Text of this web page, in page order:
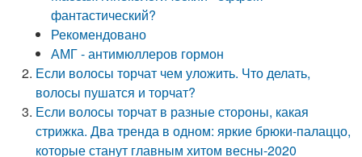
фантастический?
Рекомендовано
АМГ - антимюллеров гормон
Если волосы торчат чем уложить. Что делать,
волосы пушатся и торчат?
Если волосы торчат в разные стороны, какая
стрижка. Два тренда в одном: яркие брюки-палаццо,
которые станут главным хитом весны-2020